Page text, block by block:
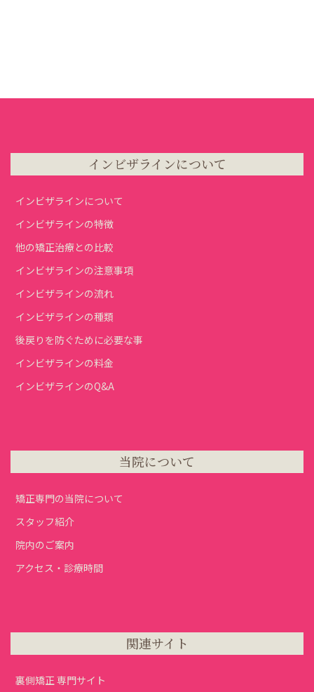
インビザラインについて
インビザラインについて
インビザラインの特徴
他の矯正治療との比較
インビザラインの注意事項
インビザラインの流れ
インビザラインの種類
後戻りを防ぐために必要な事
インビザラインの料金
インビザラインのQ&A
当院について
矯正専門の当院について
スタッフ紹介
院内のご案内
アクセス・診療時間
関連サイト
裏側矯正 専門サイト